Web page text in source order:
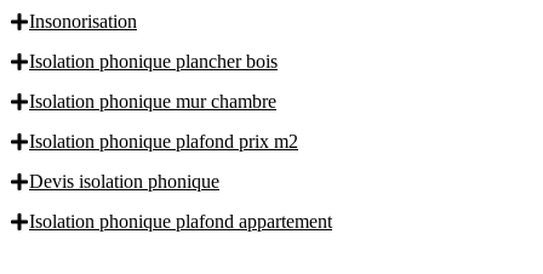
Insonorisation
Isolation phonique plancher bois
Isolation phonique mur chambre
Isolation phonique plafond prix m2
Devis isolation phonique
Isolation phonique plafond appartement